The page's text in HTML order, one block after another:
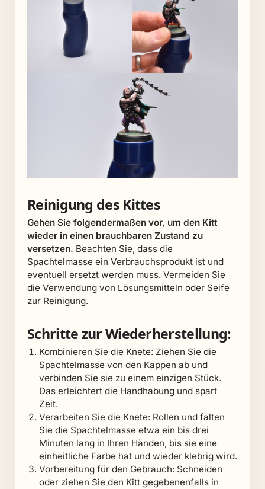
Reinigung des Kittes
Gehen Sie folgendermaßen vor, um den Kitt
wieder in einen brauchbaren Zustand zu
versetzen. Beachten Sie, dass die
Spachtelmasse ein Verbrauchsprodukt ist und
eventuell ersetzt werden muss. Vermeiden Sie
die Verwendung von Lösungsmitteln oder Seife
zur Reinigung.
Schritte zur Wiederherstellung:
Kombinieren Sie die Knete: Ziehen Sie die
Spachtelmasse von den Kappen ab und
verbinden Sie sie zu einem einzigen Stück.
Das erleichtert die Handhabung und spart
Zeit.
Verarbeiten Sie die Knete: Rollen und falten
Sie die Spachtelmasse etwa ein bis drei
Minuten lang in Ihren Händen, bis sie eine
einheitliche Farbe hat und wieder klebrig wird.
Vorbereitung für den Gebrauch: Schneiden
oder ziehen Sie den Kitt gegebenenfalls in